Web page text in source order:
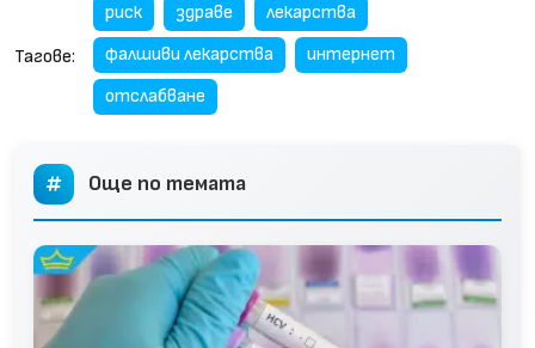
Тагове:
риск здраве
лекарства
фалшиви лекарства
интернет
отслабване
Още по темата